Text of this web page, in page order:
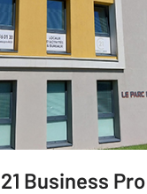
21 Business Pro